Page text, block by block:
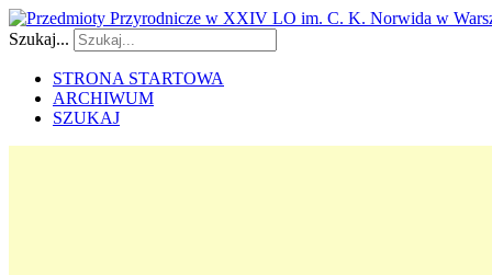
Szukaj...
STRONA STARTOWA
ARCHIWUM
SZUKAJ